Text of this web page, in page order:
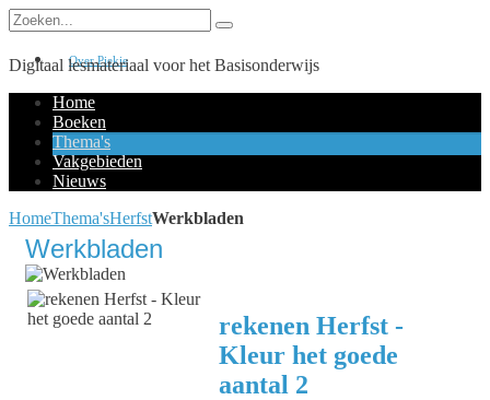
Over Piekie
Digitaal lesmateriaal voor het Basisonderwijs
Home
Boeken
Thema's
Vakgebieden
Nieuws
HomeThema'sHerfstWerkbladen
Werkbladen
rekenen Herfst -
Kleur het goede
aantal 2